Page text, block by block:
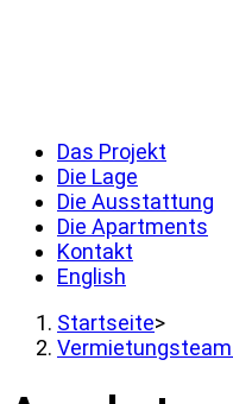
Das Projekt
Die Lage
Die Ausstattung
Die Apartments
Kontakt
English
Startseite>
Vermietungsteam